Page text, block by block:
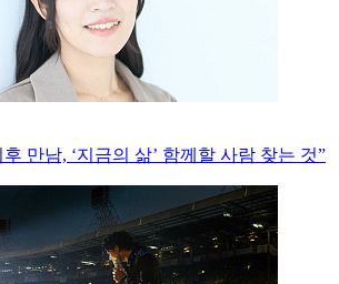
후 만남, ‘지금의 삶’ 함께할 사람 찾는 것”